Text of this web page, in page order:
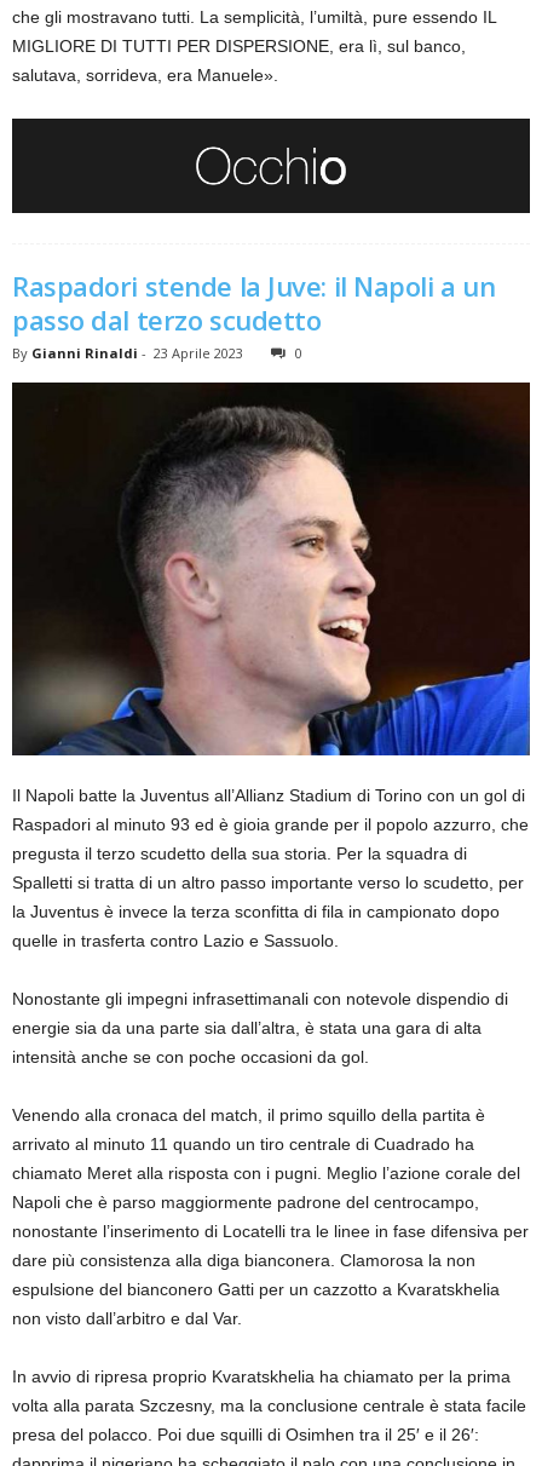
che gli mostravano tutti. La semplicità, l’umiltà, pure essendo IL
MIGLIORE DI TUTTI PER DISPERSIONE, era lì, sul banco,
salutava, sorrideva, era Manuele».
Raspadori stende la Juve: il Napoli a un
passo dal terzo scudetto
By Gianni Rinaldi - 23 Aprile 2023 0
Il Napoli batte la Juventus all’Allianz Stadium di Torino con un gol di
Raspadori al minuto 93 ed è gioia grande per il popolo azzurro, che
pregusta il terzo scudetto della sua storia. Per la squadra di
Spalletti si tratta di un altro passo importante verso lo scudetto, per
la Juventus è invece la terza sconfitta di fila in campionato dopo
quelle in trasferta contro Lazio e Sassuolo.
Nonostante gli impegni infrasettimanali con notevole dispendio di
energie sia da una parte sia dall’altra, è stata una gara di alta
intensità anche se con poche occasioni da gol.
Venendo alla cronaca del match, il primo squillo della partita è
arrivato al minuto 11 quando un tiro centrale di Cuadrado ha
chiamato Meret alla risposta con i pugni. Meglio l’azione corale del
Napoli che è parso maggiormente padrone del centrocampo,
nonostante l’inserimento di Locatelli tra le linee in fase difensiva per
dare più consistenza alla diga bianconera. Clamorosa la non
espulsione del bianconero Gatti per un cazzotto a Kvaratskhelia
non visto dall’arbitro e dal Var.
In avvio di ripresa proprio Kvaratskhelia ha chiamato per la prima
volta alla parata Szczesny, ma la conclusione centrale è stata facile
presa del polacco. Poi due squilli di Osimhen tra il 25′ e il 26′: